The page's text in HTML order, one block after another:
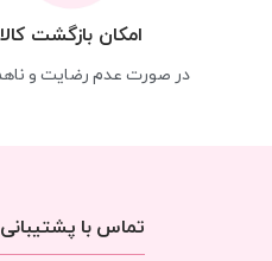
امکان بازگشت کالا
در صورت عدم رضایت و
تماس با پشتیبانی